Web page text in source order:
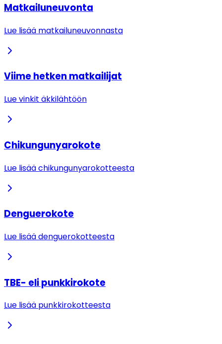
Matkailuneuvonta
Lue lisää matkailuneuvonnasta
Viime hetken matkailijat
Lue vinkit äkkilähtöön
Chikungunyarokote
Lue lisää chikungunyarokotteesta
Denguerokote
Lue lisää denguerokotteesta
TBE- eli punkkirokote
Lue lisää punkkirokotteesta